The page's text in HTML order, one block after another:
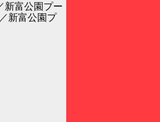
富公園プー
新富公園プ